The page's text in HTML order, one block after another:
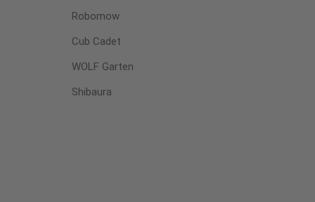
Robomow
Cub Cadet
WOLF Garten
Shibaura